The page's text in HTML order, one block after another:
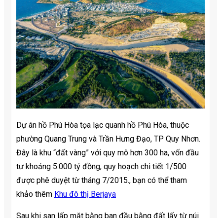
Dự án hồ Phú Hòa tọa lạc quanh hồ Phú Hòa, thuộc
phường Quang Trung và Trần Hưng Đạo, TP Quy Nhơn.
Đây là khu “đất vàng” với quy mô hơn 300 ha, vốn đầu
tư khoảng 5.000 tỷ đồng, quy hoạch chi tiết 1/500
được phê duyệt từ tháng 7/2015., bạn có thể tham
khảo thêm Khu đô thị Berjaya
Sau khi san lấp mặt bằng ban đầu bằng đất lấy từ núi